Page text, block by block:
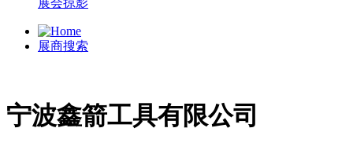
展会掠影
展商搜索
宁波鑫箭工具有限公司